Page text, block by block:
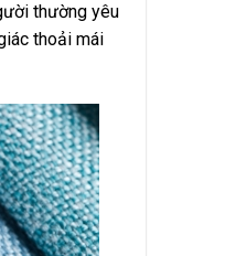
thường yêu
thoải mái